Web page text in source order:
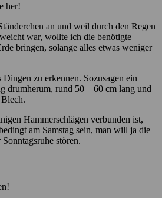
her!
an und weil durch den Regen
war, wollte ich die benötigte
bringen, solange alles etwas weniger
zu erkennen. Sozusagen ein
drumherum, rund 50 – 60 cm lang und
Blech.
Hammerschlägen verbunden ist,
am Samstag sein, man will ja die
stören.